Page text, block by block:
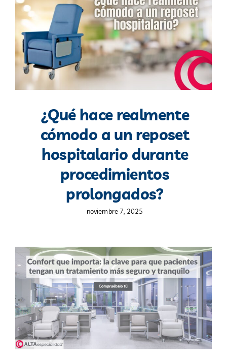
Blog
Contacto
¿Qué hace realmente
cómodo a un reposet
hospitalario durante
procedimientos
prolongados?
noviembre 7, 2025